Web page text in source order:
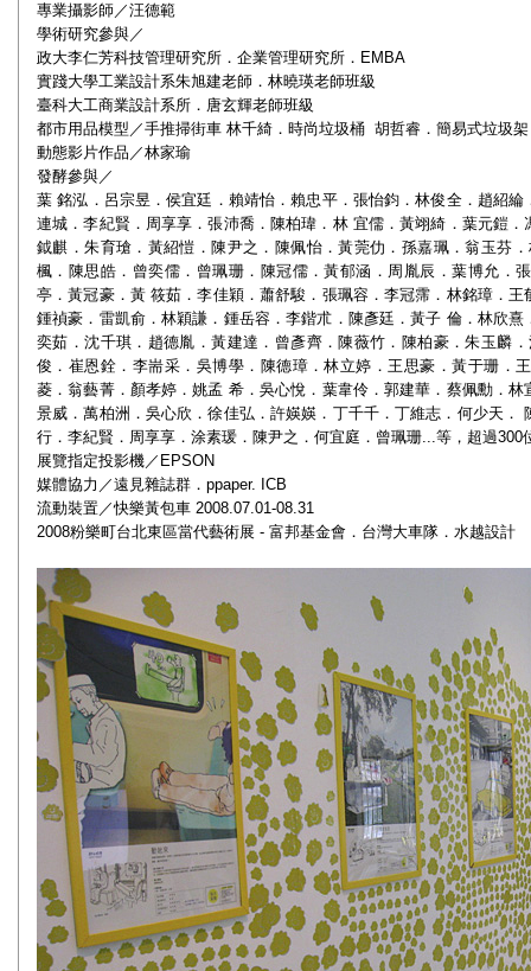
專業攝影師／汪德範
學術研究參與／
政大李仁芳科技管理研究所．企業管理研究所．EMBA
實踐大學工業設計系朱旭建老師．林曉瑛老師班級
臺科大工商業設計系所．唐玄輝老師班級
都市用品模型／手推掃街車 林千綺．時尚垃圾桶 胡哲睿．簡易式垃圾
動態影片作品／林家瑜
發酵參與／
葉 銘泓．呂宗昱．侯宜廷．賴靖怡．賴忠平．張怡鈞．林俊全．趙紹
連城．李紀賢．周享享．張沛喬．陳柏瑋．林 宜儒．黃翊綺．葉元鎧
鉞麒．朱育瑲．黃紹愷．陳尹之．陳佩怡．黃莞仂．孫嘉珮．翁玉芬
楓．陳思皓．曾奕儒．曾珮珊．陳冠儒．黃郁涵．周胤辰．葉博允．
亭．黃冠豪．黃 筱茹．李佳穎．蕭舒駿．張珮容．李冠霈．林銘璋．
鍾禎豪．雷凱俞．林穎謙．鍾岳容．李鍇朮．陳彥廷．黃子 倫．林欣
奕茹．沈千琪．趙德胤．黃建達．曾彥齊．陳薇竹．陳柏豪．朱玉麟
俊．崔恩銓．李耑采．吳博學．陳德璋．林立婷．王思豪．黃于珊．
菱．翁藝菁．顏孝婷．姚孟 希．吳心悅．葉韋伶．郭建華．蔡佩勳．
景威．萬柏洲．吳心欣．徐佳弘．許媖媖．丁千千．丁維志．何少天．
行．李紀賢．周享享．涂素瑗．陳尹之．何宜庭．曾珮珊...等，超過300
展覽指定投影機／EPSON
媒體協力／遠見雜誌群．ppaper. ICB
流動裝置／快樂黃包車 2008.07.01-08.31
2008粉樂町台北東區當代藝術展 - 富邦基金會．台灣大車隊．水越設計